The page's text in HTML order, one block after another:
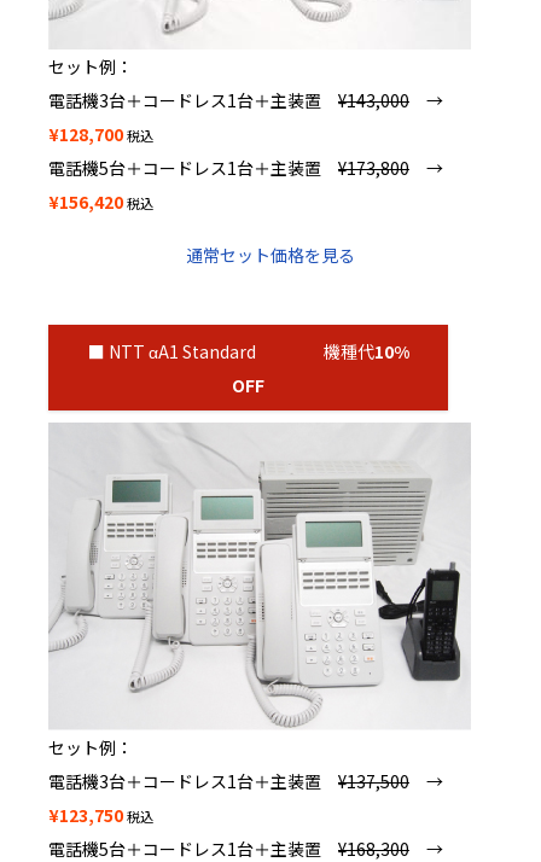
セット例：
電話機3台＋コードレス1台＋主装置 ¥143,000 →
¥128,700税込
電話機5台＋コードレス1台＋主装置 ¥173,800 →
¥156,420税込
通常セット価格を見る
■ NTT αA1 Standard 機種代10%
OFF
セット例：
電話機3台＋コードレス1台＋主装置 ¥137,500 →
¥123,750税込
電話機5台＋コードレス1台＋主装置 ¥168,300 →